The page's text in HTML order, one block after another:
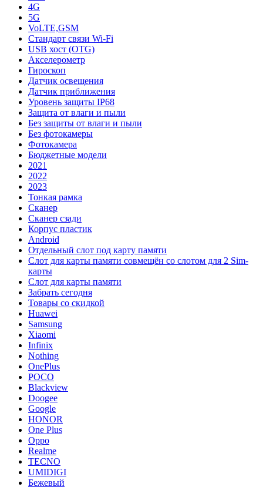
4G
5G
VoLTE,GSM
Стандарт связи Wi-Fi
USB хост (OTG)
Акселерометр
Гироскоп
Датчик освещения
Датчик приближения
Уровень защиты IP68
Защита от влаги и пыли
Без защиты от влаги и пыли
Без фотокамеры
Фотокамера
Бюджетные модели
2021
2022
2023
Тонкая рамка
Сканер
Сканер сзади
Корпус пластик
Android
Отдельный слот под карту памяти
Слот для карты памяти совмещён со слотом для 2 Sim-
карты
Слот для карты памяти
Забрать сегодня
Товары со скидкой
Huawei
Samsung
Xiaomi
Infinix
Nothing
OnePlus
POCO
Blackview
Doogee
Google
HONOR
One Plus
Oppo
Realme
TECNO
UMIDIGI
Бежевый